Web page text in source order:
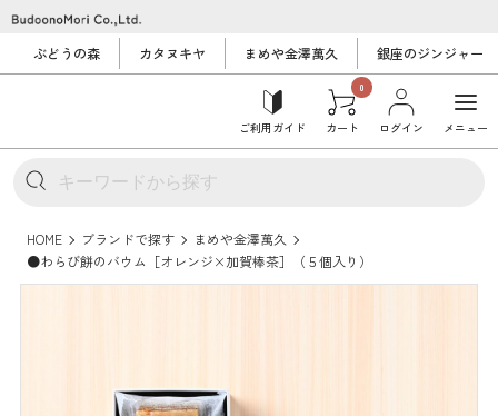
ぶどうの森 カタヌキヤ まめや金澤萬久 銀座のジンジャー
ご利用ガイド
0
カート ログイン メニュー
HOME ブランドで探す
まめや金澤萬久
●わらび餅のバウム［オレンジ×加賀棒茶］（５個入り）